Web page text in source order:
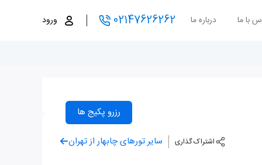
با ما درباره ما 02147626262 ورود
رزرو پکیج ها
اشتراک گذاری سایر تورهای چابهار از تهران